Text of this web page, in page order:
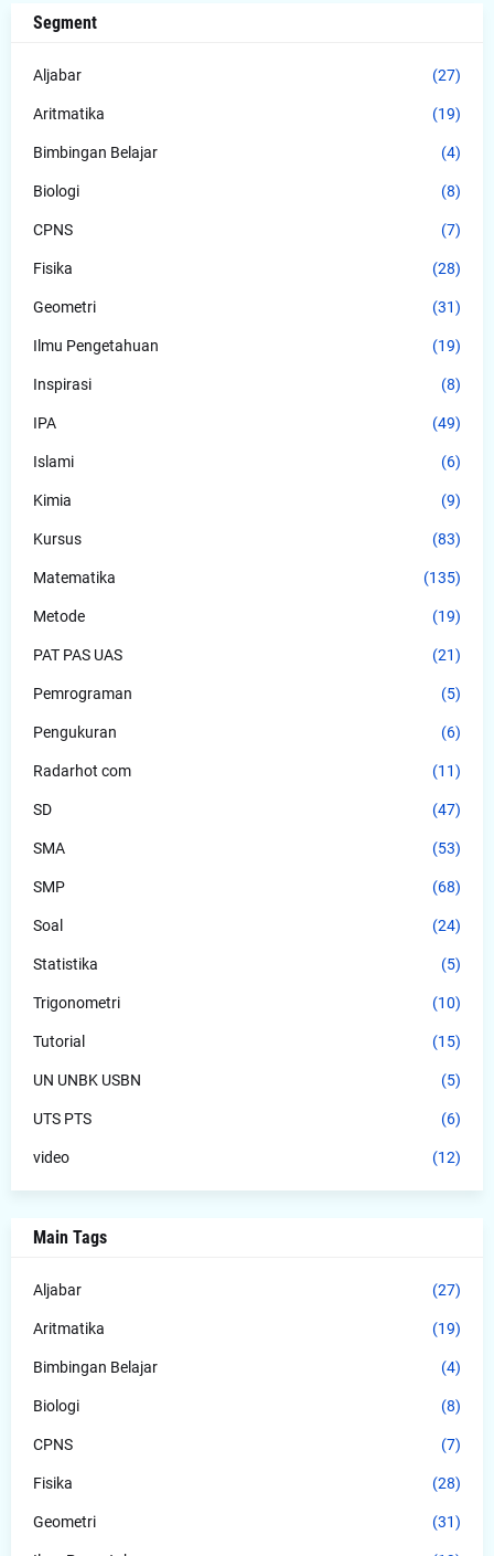
Segment
Aljabar (27)
Aritmatika (19)
Bimbingan Belajar (4)
Biologi (8)
CPNS (7)
Fisika (28)
Geometri (31)
Ilmu Pengetahuan (19)
Inspirasi (8)
IPA (49)
Islami (6)
Kimia (9)
Kursus (83)
Matematika (135)
Metode (19)
PAT PAS UAS (21)
Pemrograman (5)
Pengukuran (6)
Radarhot com (11)
SD (47)
SMA (53)
SMP (68)
Soal (24)
Statistika (5)
Trigonometri (10)
Tutorial (15)
UN UNBK USBN (5)
UTS PTS (6)
video (12)
Main Tags
Aljabar (27)
Aritmatika (19)
Bimbingan Belajar (4)
Biologi (8)
CPNS (7)
Fisika (28)
Geometri (31)